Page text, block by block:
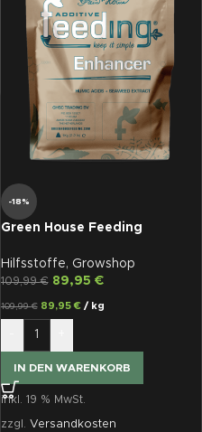
-18%
Green House Feeding
Hilfsstoffe, Growshop
109,99€ 89,95 €
109,99€ 89,95€/ kg
IN DEN WARENKORB
inkl. 19 % MwSt.
zzgl. Versandkosten